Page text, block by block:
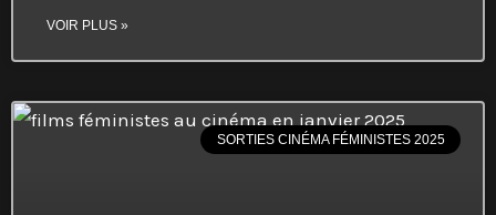
VOIR PLUS »
SORTIES CINÉMA FÉMINISTES 2025